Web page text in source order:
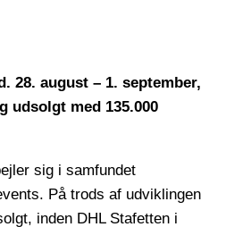
28. august – 1. september,
udsolgt med 135.000
sig i samfundet
På trods af udviklingen
inden DHL Stafetten i